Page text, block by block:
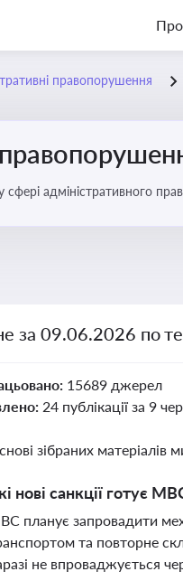
правопорушення
сфері адміністративного
за 09.06.2026 по
15689 джерел
24 публікації за 9
зібраних матеріалів
нові санкції готує
планує запровадити
та повторне
не впроваджується